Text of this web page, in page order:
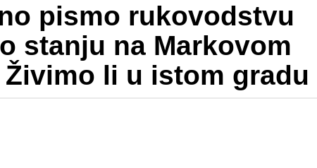
pismo rukovodstvu
stanju na Markovom
li u istom gradu